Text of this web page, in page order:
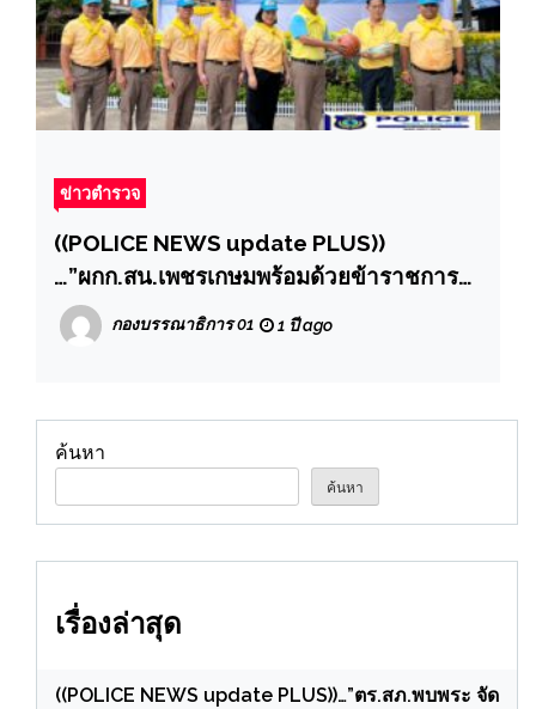
ข่าวตำรวจ
((POLICE NEWS update PLUS))
…”ผกก.สน.เพชรเกษมพร้อมด้วยข้าราชการ
ตำรวจ สน.เพชรเกษม และประชาชนในพื้นที่
ร่วมทำกิจกรรมจิตอาสา เราทำความดีด้วย
พระบรมราชินี 3 มิถุนายน 2568
กองบรรณาธิการ 01 1 ปี ago
ค้นหา
ค้นหา
เรื่องล่าสุด
((POLICE NEWS update PLUS))…”ตร.สภ.พบพระ จัด